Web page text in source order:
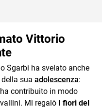
Vittorio
Sgarbi ha svelato anche
della sua adolescenza:
contribuito in modo
Mi regalò I fiori del